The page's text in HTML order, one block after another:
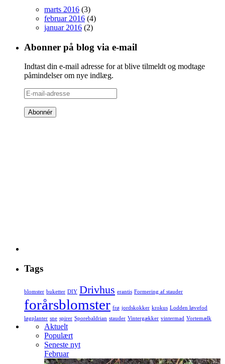
marts 2016 (3)
februar 2016 (4)
januar 2016 (2)
Abonner på blog via e-mail
Indtast din e-mail adresse for at blive tilmeldt og modtage
påmindelser om nye indlæg.
E-
mail-
adresse
Tags
blomster buketter DIY Drivhus erantis Formering af stauder
forårsblomster frø jordskokker krokus Lodden løvefod
løgplanter sne spirer Sporebaldrian stauder Vintergækker vintermad Vortemælk
Aktuelt
Populært
Seneste nyt
Februar